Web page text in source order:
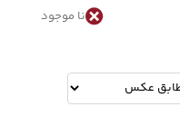
نا موجود